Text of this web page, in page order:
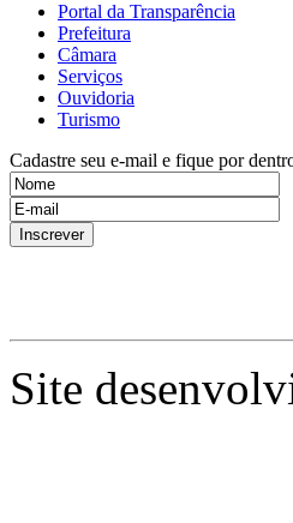
Portal da Transparência
Prefeitura
Câmara
Serviços
Ouvidoria
Turismo
Cadastre seu e-mail e fique por
Site